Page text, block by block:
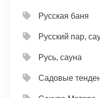
Русская баня
Русский пар,
Русь, сауна
Садовые